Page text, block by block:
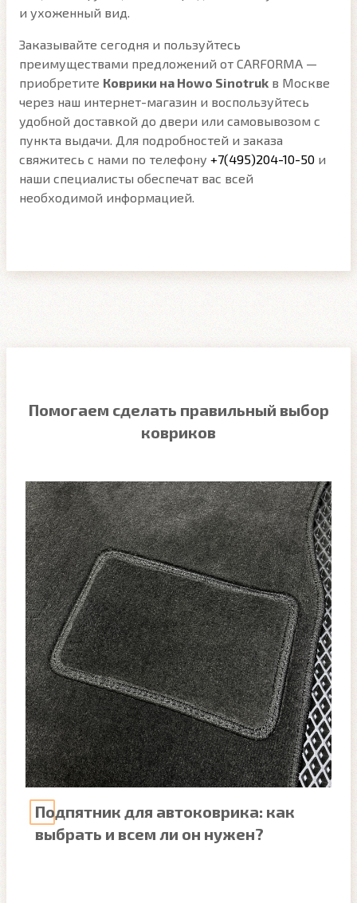
и ухоженный вид.
Заказывайте сегодня и пользуйтесь
преимуществами предложений от CARFORMA —
приобретите Коврики на Howo Sinotruk в Москве
через наш интернет-магазин и воспользуйтесь
удобной доставкой до двери или самовывозом с
пункта выдачи. Для подробностей и заказа
свяжитесь с нами по телефону +7(495)204-10-50 и
наши специалисты обеспечат вас всей
необходимой информацией.
Помогаем сделать правильный выбор
ковриков
Подпятник для автоковрика: как
выбрать и всем ли он нужен?